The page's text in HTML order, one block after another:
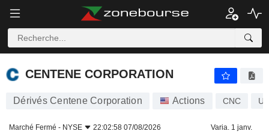
CENTENE CORPORATION
CENTENE CORPORATION
Dérivés Centene Corporation Actions CNC
Marché Fermé - NYSE 22:02:58 07/08/2026 Varia. 1 janv.